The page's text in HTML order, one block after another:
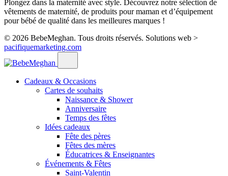
Plongez dans la maternité avec style. Découvrez notre sélection de
vêtements de maternité, de produits pour maman et d’équipement
pour bébé de qualité dans les meilleures marques !
© 2026 BebeMeghan. Tous droits réservés. Solutions web >
pacifiquemarketing.com
Cadeaux & Occasions
Cartes de souhaits
Naissance & Shower
Anniversaire
Temps des fêtes
Idées cadeaux
Fête des pères
Fêtes des mères
Éducatrices & Enseignantes
Événements & Fêtes
Saint-Valentin